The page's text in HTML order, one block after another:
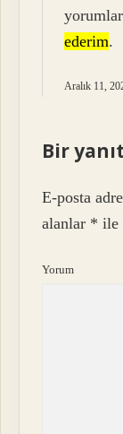
ederim.
Aralık 11,
Bir
E-posta
alanlar * ile
Yorum